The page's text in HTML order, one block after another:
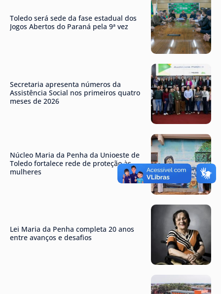
Toledo será sede da fase estadual dos
Jogos Abertos do Paraná pela 9ª vez
Secretaria apresenta números da
Assistência Social nos primeiros quatro
meses de 2026
Núcleo Maria da Penha da Unioeste de
Toledo fortalece rede de proteção às
mulheres
Lei Maria da Penha completa 20 anos
entre avanços e desafios